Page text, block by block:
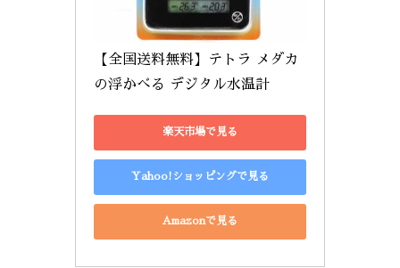
【全国送料無料】テトラ メダカ
の浮かべる デジタル水温計
楽天市場で見る
Yahoo!ショッピングで見る
Amazonで見る